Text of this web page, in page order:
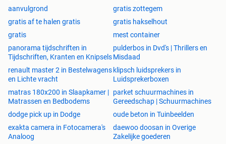
aanvulgrond
gratis zottegem
gratis af te halen gratis
gratis hakselhout
gratis
mest container
panorama tijdschriften in
Tijdschriften, Kranten en Knipsels
pulderbos in Dvd's | Thrillers en
Misdaad
renault master 2 in Bestelwagens
en Lichte vracht
klipsch luidsprekers in
Luidsprekerboxen
matras 180x200 in Slaapkamer |
Matrassen en Bedbodems
parket schuurmachines in
Gereedschap | Schuurmachines
dodge pick up in Dodge
oude beton in Tuinbeelden
exakta camera in Fotocamera's
Analoog
daewoo doosan in Overige
Zakelijke goederen